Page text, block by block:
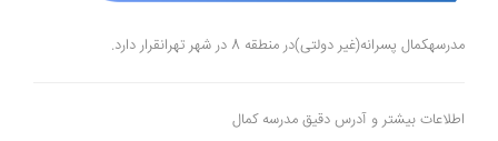
مدرسهکمال پسرانه(غیر دولتی)در منطقه 8 در شهر تهرانقرار دارد.
اطلاعات بیشتر و آدرس دقیق مدرسه کمال